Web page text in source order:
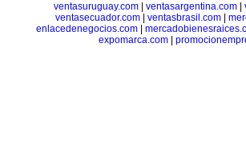
ventasuruguay.com| ventasargentina.com|
ventasecuador.com| ventasbrasil.com|
enlacedenegocios.com|
expomarca.com|